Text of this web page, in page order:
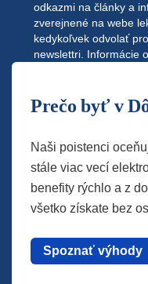
odkazmi na články a
zverejnené na webe
kedykoľvek odvolať
newslettri. Informácie
Prečo byť v
Naši poistenci
stále viac vecí
benefity rýchlo a z
všetko získate bez
Spoznať výhody